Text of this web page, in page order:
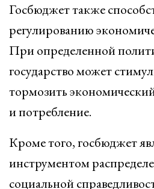
Госбюджет также
регулированию
При определенной
государство может
тормозить
и потребление.
Кроме того, госбюджет
инструментом
социальной